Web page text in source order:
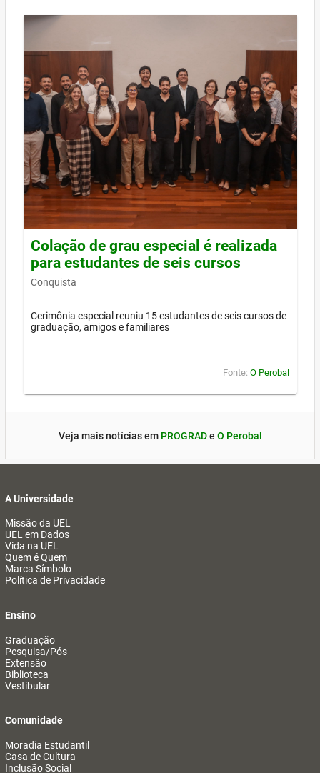
Colação de grau especial é realizada
para estudantes de seis cursos
Conquista
Cerimônia especial reuniu 15 estudantes de seis cursos de
graduação, amigos e familiares
Fonte: O Perobal
Veja mais notícias em PROGRADe O Perobal
A Universidade
Missão da UEL
UEL em Dados
Vida na UEL
Quem é Quem
Marca Símbolo
Política de Privacidade
Ensino
Graduação
Pesquisa/Pós
Extensão
Biblioteca
Vestibular
Comunidade
Moradia Estudantil
Casa de Cultura
Inclusão Social